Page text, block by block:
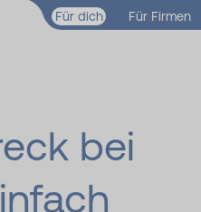
Zum Hauptinhalt springen
Für dich Für Firmen
bei